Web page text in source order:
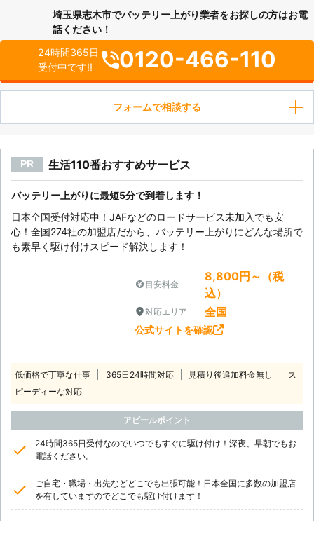
埼玉県志木市でバッテリー上がり業者をお探しの方はお電
話ください！
24時間365日
受付中です!!
0120-466-110
フォームで相談する
PR 生活110番おすすめサービス
バッテリー上がりに最短5分で到着します！
日本全国受付対応中！JAFなどのロードサービス未加入でも安
心！全国274社の加盟店だから、バッテリー上がりにどんな場所で
も素早く駆け付けスピード解決します！
目安料金
8,800円～（税
込）
対応エリア 全国
公式サイトを確認
低価格で丁寧な仕事 365日24時間対応 見積り後追加料金無し
ス
ピーディーな対応
アピールポイント
24時間365日受付なのでいつでもすぐに駆け付け！深夜、早朝でもお
電話ください。
ご自宅・職場・出先などどこでも出張可能！日本全国に多数の加盟店
を有していますのでどこでも駆け付けます！